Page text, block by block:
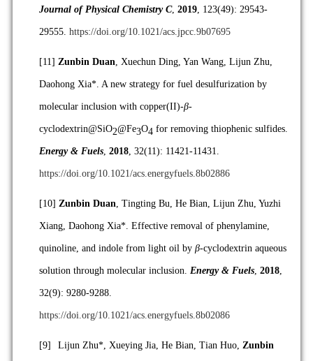
Journal of Physical Chemistry C, 2019, 123(49): 29543-
29555. https://doi.org/10.1021/acs.jpcc.9b07695
[11] Zunbin Duan , Xuechun Ding, Yan Wang, Lijun Zhu,
Daohong Xia*. A new strategy for fuel desulfurization by
molecular inclusion with copper(II)-β-
cyclodextrin@SiO2@Fe3O4 for removing thiophenic sulfides.
Energy & Fuels, 2018, 32(11): 11421-11431.
https://doi.org/10.1021/acs.energyfuels.8b02886
[10] Zunbin Duan , Tingting Bu, He Bian, Lijun Zhu, Yuzhi
Xiang, Daohong Xia*. Effective removal of phenylamine,
quinoline, and indole from light oil by β-cyclodextrin aqueous
solution through molecular inclusion. Energy & Fuels, 2018,
32(9): 9280-9288.
https://doi.org/10.1021/acs.energyfuels.8b02086
[9] Lijun Zhu*, Xueying Jia, He Bian, Tian Huo, Zunbin